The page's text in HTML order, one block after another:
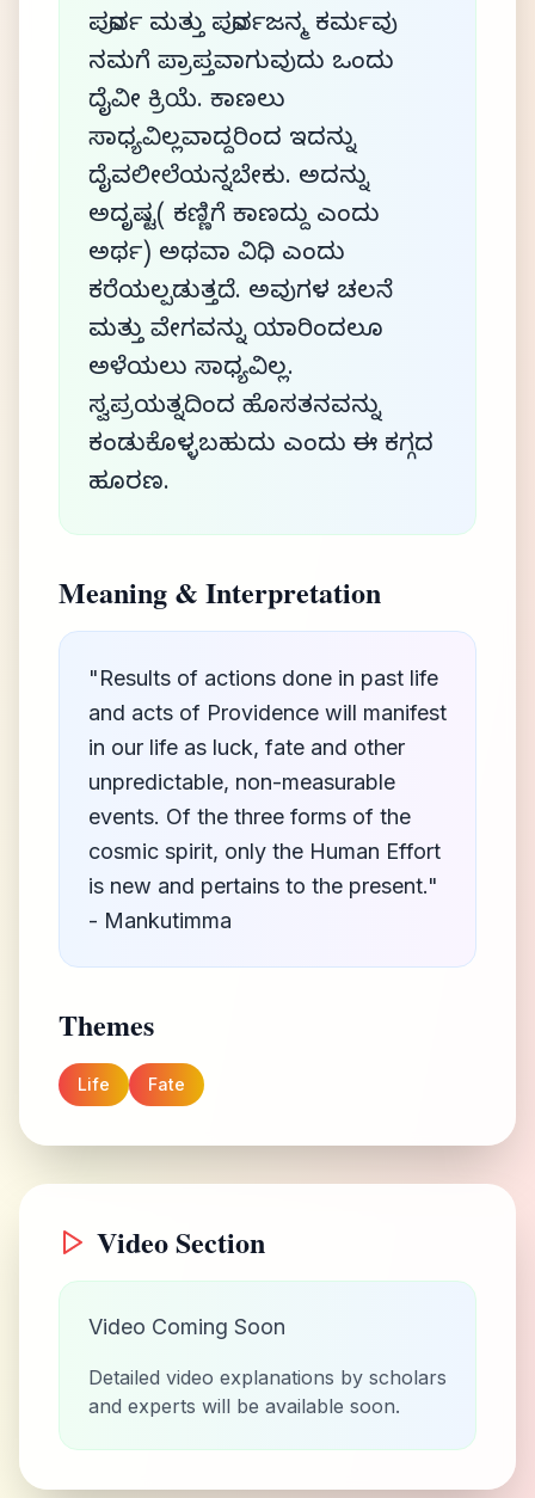
ಪೂರ್ವ ಮತ್ತು ಪೂರ್ವಜನ್ಮ ಕರ್ಮವು
ನಮಗೆ ಪ್ರಾಪ್ತವಾಗುವುದು ಒಂದು
ದೈವೀ ಕ್ರಿಯೆ. ಕಾಣಲು
ಸಾಧ್ಯವಿಲ್ಲವಾದ್ದರಿಂದ ಇದನ್ನು
ದೈವಲೀಲೆಯನ್ನಬೇಕು. ಅದನ್ನು
ಅದೃಷ್ಟ( ಕಣ್ಣಿಗೆ ಕಾಣದ್ದು ಎಂದು
ಅರ್ಥ) ಅಥವಾ ವಿಧಿ ಎಂದು
ಕರೆಯಲ್ಪಡುತ್ತದೆ. ಅವುಗಳ ಚಲನೆ
ಮತ್ತು ವೇಗವನ್ನು ಯಾರಿಂದಲೂ
ಅಳೆಯಲು ಸಾಧ್ಯವಿಲ್ಲ.
ಸ್ವಪ್ರಯತ್ನದಿಂದ ಹೊಸತನವನ್ನು
ಕಂಡುಕೊಳ್ಳಬಹುದು ಎಂದು ಈ ಕಗ್ಗದ
ಹೂರಣ.
Meaning & Interpretation
"Results of actions done in past life
and acts of Providence will manifest
in our life as luck, fate and other
unpredictable, non-measurable
events. Of the three forms of the
cosmic spirit, only the Human Effort
is new and pertains to the present."
- Mankutimma
Themes
Life Fate
Video Section
Video Coming Soon
Detailed video explanations by scholars
and experts will be available soon.